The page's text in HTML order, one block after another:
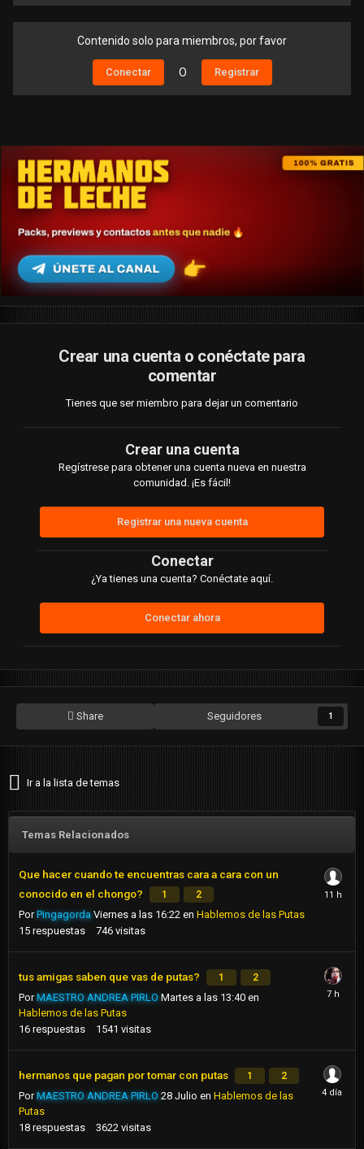
Contenido solo para miembros, por favor
Conectar O Registrar
Crear una cuenta o conéctate para
comentar
Tienes que ser miembro para dejar un comentario
Crear una cuenta
Regístrese para obtener una cuenta nueva en nuestra
comunidad. ¡Es fácil!
Registrar una nueva cuenta
Conectar
¿Ya tienes una cuenta? Conéctate aquí.
Conectar ahora
Share Seguidores 1
Ir a la lista de temas
Temas Relacionados
Que hacer cuando te encuentras cara a cara con un
conocido en el chongo?
1 2
PorPingagorda Viernes a las 16:22 en Hablemos de las Putas
15 respuestas 746 visitas
tus amigas saben que vas de putas? 1 2
PorMAESTRO ANDREA PIRLO Martes a las 13:40 en
Hablemos de las Putas
16 respuestas 1541 visitas
hermanos que pagan por tomar con putas 1 2
PorMAESTRO ANDREA PIRLO 28 Julio en Hablemos de las
Putas
18 respuestas 3622 visitas